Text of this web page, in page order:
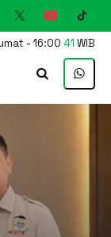
- 16:00 42 WIB